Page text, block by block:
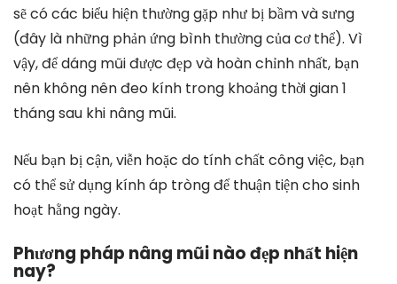
sẽ có các biểu hiện thường gặp như bị bầm và sưng
(đây là những phản ứng bình thường của cơ thể). Vì
vậy, để dáng mũi được đẹp và hoàn chỉnh nhất, bạn
nên không nên đeo kính trong khoảng thời gian 1
tháng sau khi nâng mũi.
Nếu bạn bị cận, viễn hoặc do tính chất công việc, bạn
có thể sử dụng kính áp tròng để thuận tiện cho sinh
hoạt hằng ngày.
Phương pháp nâng mũi nào đẹp nhất hiện
nay?